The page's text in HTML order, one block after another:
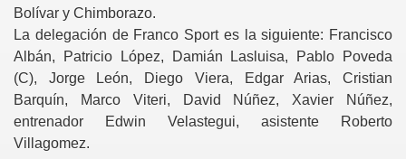
Bolívar y Chimborazo.
La delegación de Franco Sport es la siguiente: Francisco
Albán, Patricio López, Damián Lasluisa, Pablo Poveda
(C), Jorge León, Diego Viera, Edgar Arias, Cristian
Barquín, Marco Viteri, David Núñez, Xavier Núñez,
entrenador Edwin Velastegui, asistente Roberto
Villagomez.